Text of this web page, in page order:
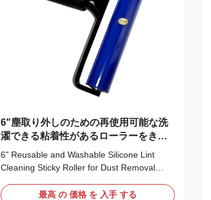
6"塵取り外しのための再使用可能な洗
濯できる粘着性があるローラーをきれ
いにするシリコーンのリント
6" Reusable and Washable Silicone Lint
Cleaning Sticky Roller for Dust Removal
can pick up particulates’ size below 2um. * It
最高 の 価格 を 入手 する